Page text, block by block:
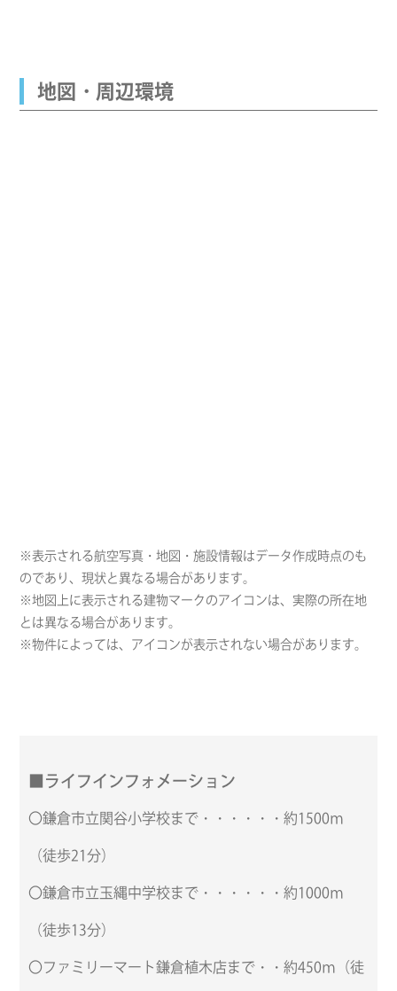
地図・周辺環境
※表示される航空写真・地図・施設情報はデータ作成時点のも
のであり、現状と異なる場合があります。
※地図上に表示される建物マークのアイコンは、実際の所在地
とは異なる場合があります。
※物件によっては、アイコンが表示されない場合があります。
■ライフインフォメーション
〇鎌倉市立関谷小学校まで・・・・・・約1500ｍ
（徒歩21分）
〇鎌倉市立玉縄中学校まで・・・・・・約1000ｍ
（徒歩13分）
〇ファミリーマート鎌倉植木店まで・・約450ｍ（徒